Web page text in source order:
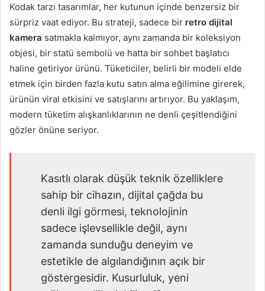
Kodak tarzı tasarımlar, her kutunun içinde benzersiz bir
sürpriz vaat ediyor. Bu strateji, sadece bir retro dijital
kamera satmakla kalmıyor, aynı zamanda bir koleksiyon
objesi, bir statü sembolü ve hatta bir sohbet başlatıcı
haline getiriyor ürünü. Tüketiciler, belirli bir modeli elde
etmek için birden fazla kutu satın alma eğilimine girerek,
ürünün viral etkisini ve satışlarını artırıyor. Bu yaklaşım,
modern tüketim alışkanlıklarının ne denli çeşitlendiğini
gözler önüne seriyor.
Kasıtlı olarak düşük teknik özelliklere
sahip bir cihazın, dijital çağda bu
denli ilgi görmesi, teknolojinin
sadece işlevsellikle değil, aynı
zamanda sunduğu deneyim ve
estetikle de algılandığının açık bir
göstergesidir. Kusurluluk, yeni